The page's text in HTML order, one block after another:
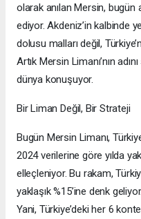
olarak anılan Mersin, bugün
ediyor. Akdeniz’in kalbinde
dolusu malları değil,
Artık Mersin Limanı’nın
dünya konuşuyor.
Bir Liman Değil, Bir Strateji
Bugün Mersin Limanı,
2024 verilerine göre yılda
elleçleniyor. Bu rakam,
yaklaşık %15’ine denk geliyor.
Yani, Türkiye’deki her 6